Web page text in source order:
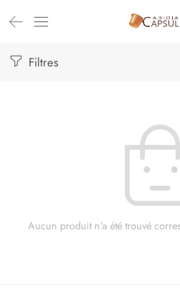
Filtres
Aucun produit n'a été trouvé